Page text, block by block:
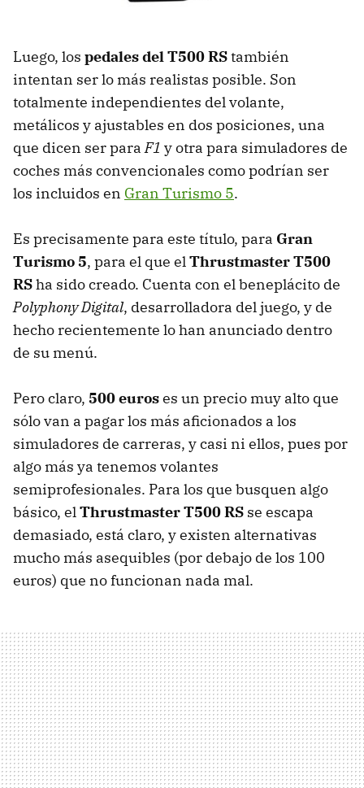
Luego, los pedales del T500 RStambién
intentan ser lo más realistas posible. Son
totalmente independientes del volante,
metálicos y ajustables en dos posiciones, una
que dicen ser paraF1 y otra para simuladores de
coches más convencionales como podrían ser
los incluidos en Gran Turismo 5.
Es precisamente para este título, para Gran
Turismo 5, para el que elThrustmaster T500
RSha sido creado. Cuenta con el beneplácito de
Polyphony Digital, desarrolladora del juego, y de
hecho recientemente lo han anunciado dentro
de su menú.
Pero claro, 500 euroses un precio muy alto que
sólo van a pagar los más aficionados a los
simuladores de carreras, y casi ni ellos, pues por
algo más ya tenemos volantes
semiprofesionales. Para los que busquen algo
básico, elThrustmaster T500 RS se escapa
demasiado, está claro, y existen alternativas
mucho más asequibles (por debajo de los 100
euros) que no funcionan nada mal.